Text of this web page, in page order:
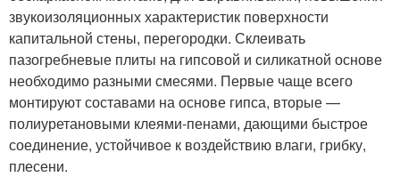
звукоизоляционных характеристик поверхности
капитальной стены, перегородки. Склеивать
пазогребневые плиты на гипсовой и силикатной основе
необходимо разными смесями. Первые чаще всего
монтируют составами на основе гипса, вторые —
полиуретановыми клеями-пенами, дающими быстрое
соединение, устойчивое к воздействию влаги, грибку,
плесени.